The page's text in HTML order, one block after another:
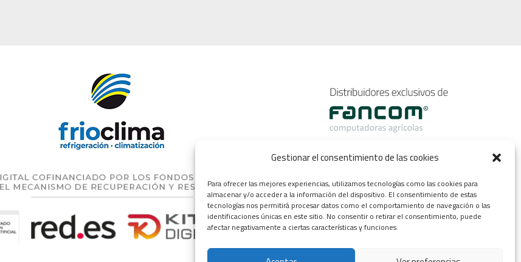
Gestionar el consentimiento de las cookies
Para ofrecer las mejores experiencias, utilizamos tecnologías como las cookies para
almacenar y/o acceder a la información del dispositivo. El consentimiento de estas
tecnologías nos permitirá procesar datos como el comportamiento de navegación o las
identificaciones únicas en este sitio. No consentir o retirar el consentimiento, puede
afectar negativamente a ciertas características y funciones.